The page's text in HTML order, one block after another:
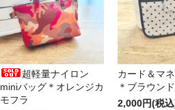
超軽量ナイロン
miniバッグ＊オレンジカ
モフラ
カード＆マ
＊ブラウン
2,000円(税